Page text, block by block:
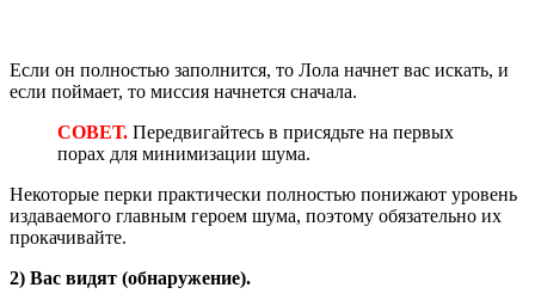
Если он полностью заполнится, то Лола начнет вас искать, и
если поймает, то миссия начнется сначала.
СОВЕТ. Передвигайтесь в присядьте на первых
порах для минимизации шума.
Некоторые перки практически полностью понижают уровень
издаваемого главным героем шума, поэтому обязательно их
прокачивайте.
2) Вас видят (обнаружение).